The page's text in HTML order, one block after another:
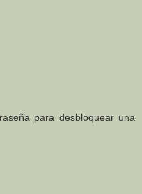
para desbloquear una